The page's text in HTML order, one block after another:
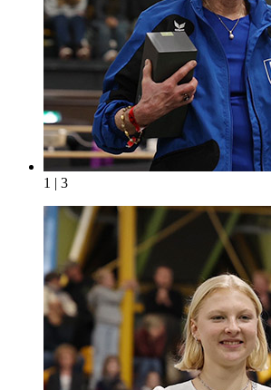
1 | 3